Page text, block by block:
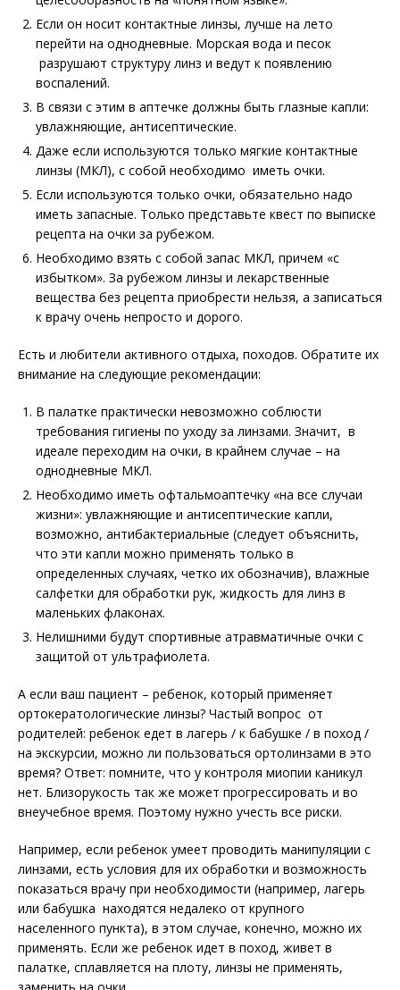
Если он носит контактные линзы, лучше на лето
перейти на однодневные. Морская вода и песок
разрушают структуру линз и ведут к появлению
воспалений.
В связи с этим в аптечке должны быть глазные кап­ли:
увлажняющие, антисептические.
Даже если используются только мягкие контактные
линзы (МКЛ), с собой необходимо иметь очки.
Если используются только очки, обязательно надо
иметь запасные. Только представьте квест по выписке
рецепта на очки за рубежом.
Необходимо взять с собой запас МКЛ, причем «с
избытком». За рубежом линзы и лекарственные
вещества без рецепта приобрести нельзя, а записаться
к врачу очень непросто и дорого.
Есть и любители активного отдыха, походов. Обратите их
внимание на следующие рекомендации:
В палатке практически невозможно соблюсти
требования гигиены по уходу за линзами. Значит, в
идеале переходим на очки, в крайнем случае – на
однодневные МКЛ.
Необходимо иметь офтальмоаптечку «на все случаи
жизни»: увлажняющие и антисептические капли,
возможно, антибактериальные (следует объяснить,
что эти капли можно применять только в
определенных случаях, четко их обозначив), влажные
салфетки для обработки рук, жидкость для линз в
маленьких флаконах.
Нелишними будут спортивные атравматичные очки с
защитой от ультрафиолета.
А если ваш пациент – ребенок, который применяет
ортокератологические линзы? Частый вопрос от
родителей: ребенок едет в лагерь / к бабушке / в поход /
на экскурсии, можно ли пользоваться ортолинзами в это
время? Ответ: помните, что у контроля миопии каникул
нет. Близорукость так же может прогрессировать и во
внеучебное время. Поэтому нужно учесть все риски.
Например, если ребенок умеет проводить манипуляции с
линзами, есть условия для их обработки и возможность
показаться врачу при необходимости (например, лагерь
или бабушка находятся недалеко от крупного
населенного пункта), в этом случае, конечно, можно их
применять. Если же ребенок идет в поход, живет в
палатке, сплавляется на плоту, линзы не применять,